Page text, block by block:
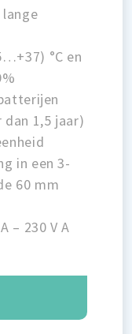
°C en
1,5 jaar)
in een 3-
60 mm
– 230 V A